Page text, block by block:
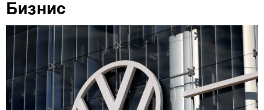
повторно да ги ажурирате со клик на „Прикажи ги
деталите“. Согласноста можете во кој било момент да
ја повлечете без негативни последици.
Бизнис